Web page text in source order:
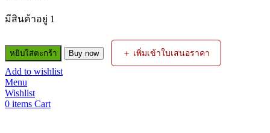
มีสินค้าอยู่ 1
จำนวน
กัน
ไฟ
ย้อน#188GGR
ต่อ
หยิบใส่ตะกร้า Buy now ＋ เพิ่มเข้าใบเสนอราคา
Add to wishlist
Menu
Wishlist
0 items Cart